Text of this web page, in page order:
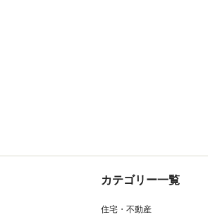
カテゴリー一覧
住宅・不動産